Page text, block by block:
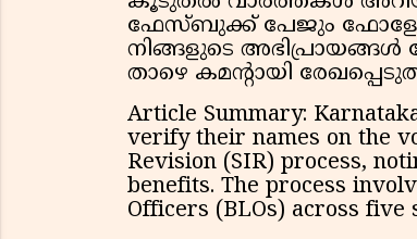
ഫേസ്ബുക്ക് പേജും ഫോളോ
നിങ്ങളുടെ
താഴെ കമൻ്റായി
Article Summary:
verify their names on the
Revision (SIR) process,
benefits. The process
Officers (BLOs) across five